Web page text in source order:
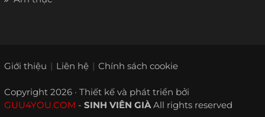
Giới thiệu Liên hệ Chính sách cookie
Copyright 2026 · Thiết kế và phát triển bởi
GUU4YOU.COM - SINH VIÊN GIÀAll rights reserved